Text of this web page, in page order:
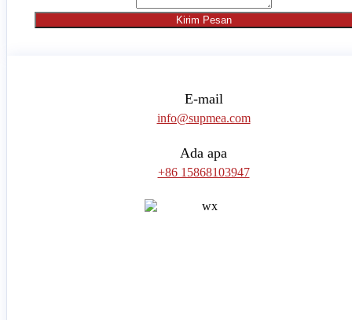
Kirim Pesan
E-mail
info@supmea.com
Ada apa
+86 15868103947